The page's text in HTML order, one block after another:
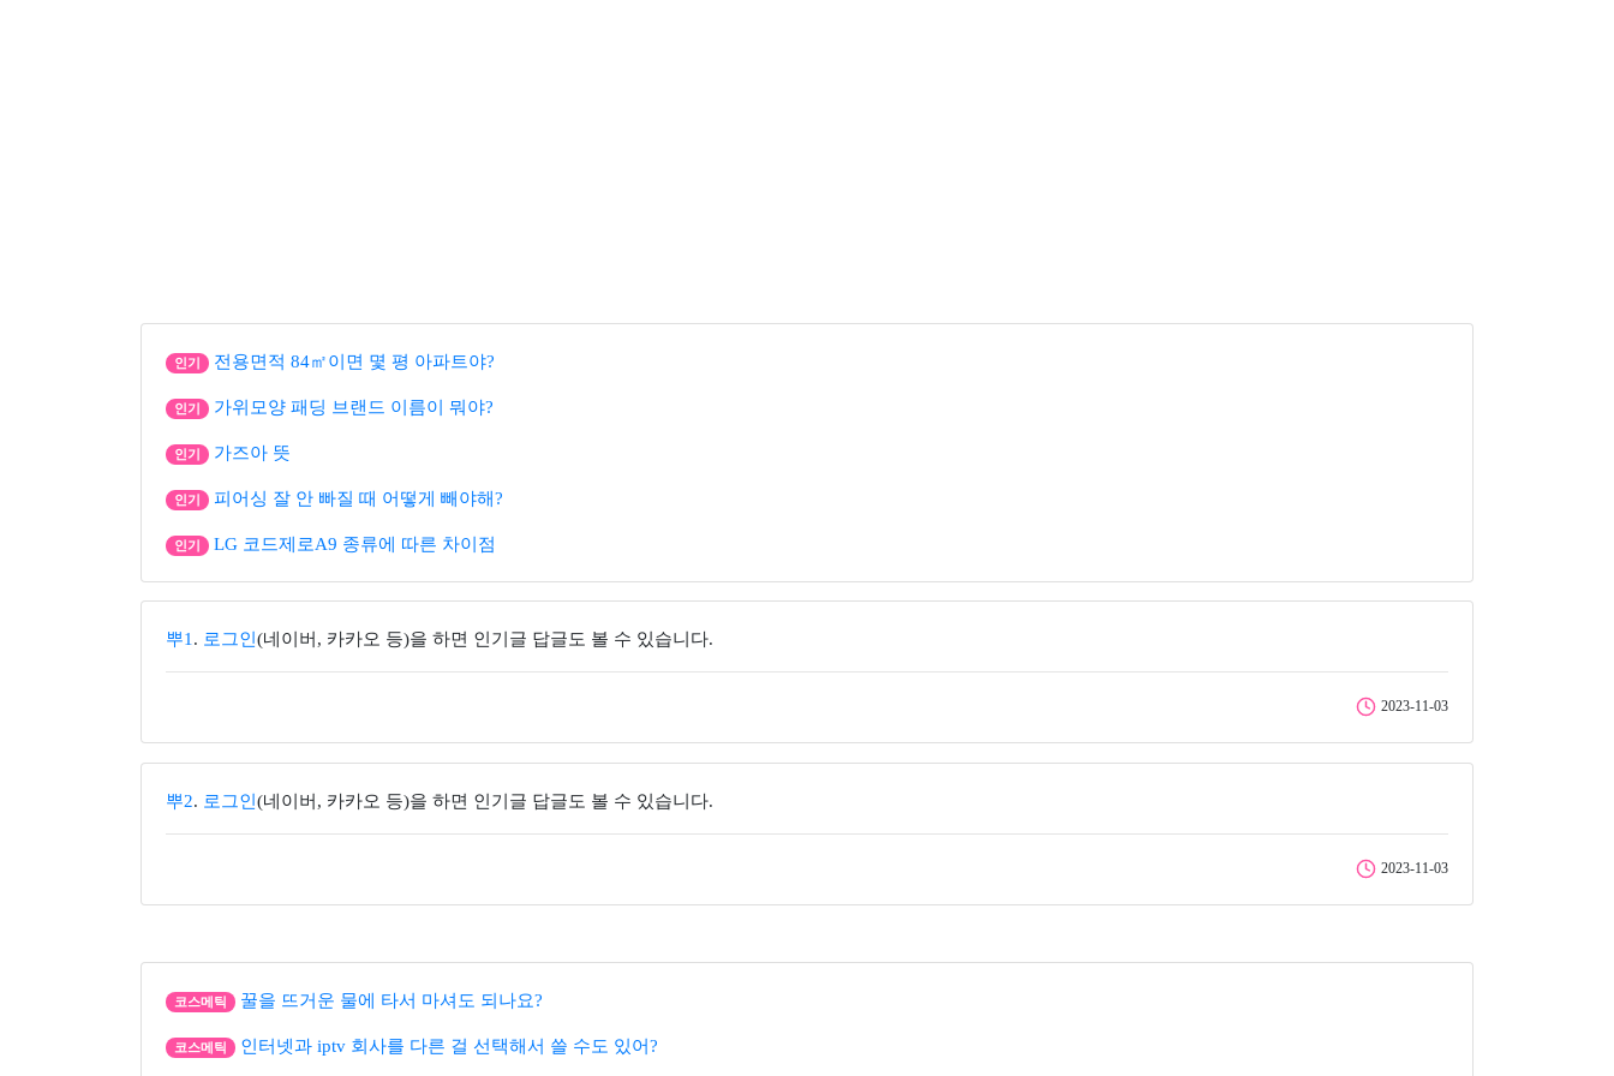
인기 전용면적 84㎡이면 몇 평 아파트야?
인기 가위모양 패딩 브랜드 이름이 뭐야?
인기 가즈아 뜻
인기 피어싱 잘 안 빠질 때 어떻게 빼야해?
인기 LG 코드제로A9 종류에 따른 차이점
뿌1 . 로그인 (네이버, 카카오 등)을 하면 인기글 답글도 볼 수 있습니다.
2023-11-03
뿌2. 로그인 (네이버, 카카오 등)을 하면 인기글 답글도 볼 수 있습니다.
2023-11-03
코스메틱 꿀을 뜨거운 물에 타서 마셔도 되나요?
코스메틱 인터넷과 iptv 회사를 다른 걸 선택해서 쓸 수도 있어?